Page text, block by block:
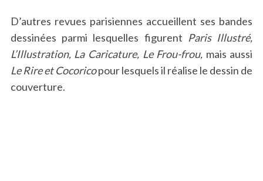
D’autres revues parisiennes accueillent ses bandes
dessinées parmi lesquelles figurent Paris Illustré,
L’Illustration, La Caricature, Le Frou-frou, mais aussi
Le Rire et Cocoricopour lesquels il réalise le dessin de
couverture.